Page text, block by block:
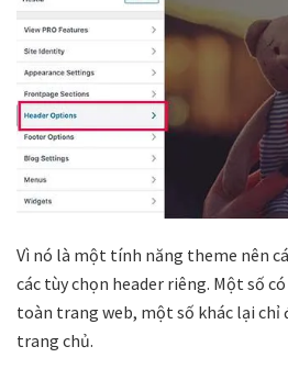
Vì nó là một tính năng theme nên
các tùy chọn header riêng. Một số
toàn trang web, một số khác lại chỉ
trang chủ.